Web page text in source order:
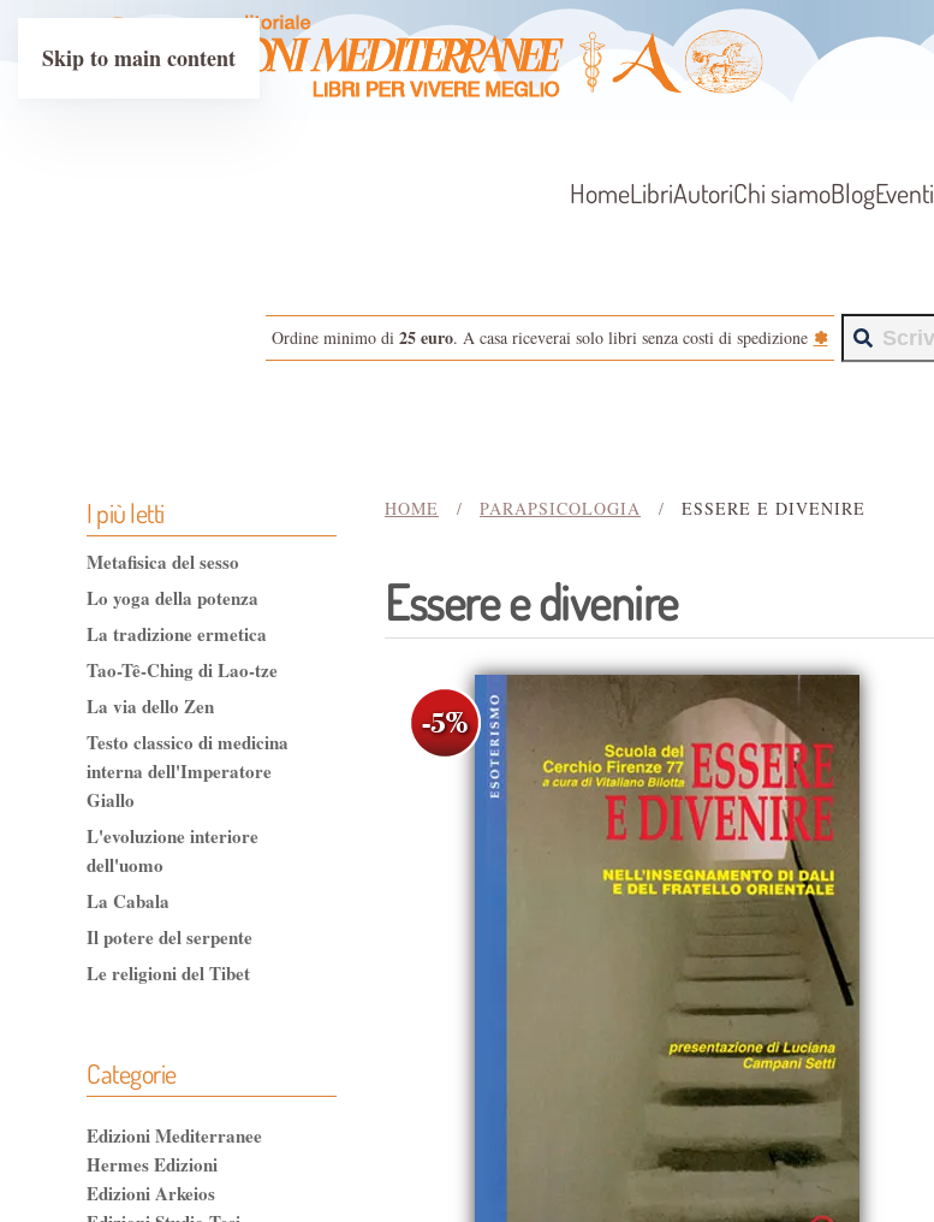
Skip to main content
HomeLibriAutoriChi siamoBlogEventi
Ordine minimo di 25 euro. A casa riceverai solo libri senza costi di spedizione ✽
HOME PARAPSICOLOGIA ESSERE E DIVENIRE
Essere e divenire
I più letti
Metafisica del sesso
Lo yoga della potenza
La tradizione ermetica
Tao-Tê-Ching di Lao-tze
La via dello Zen
Testo classico di medicina
interna dell'Imperatore
Giallo
L'evoluzione interiore
dell'uomo
La Cabala
Il potere del serpente
Le religioni del Tibet
Categorie
Edizioni Mediterranee
Hermes Edizioni
Edizioni Arkeios